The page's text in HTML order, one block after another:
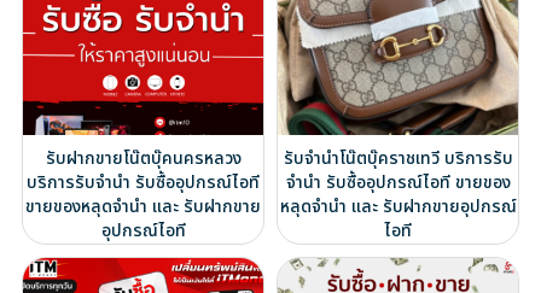
รับฝากขายโน๊ตบุ๊คนครหลวง
บริการรับจำนำ รับซื้ออุปกรณ์ไอที
ขายของหลุดจำนำ และ รับฝากขาย
อุปกรณ์ไอที
รับจำนำโน๊ตบุ๊คราชเทวี บริการรับ
จำนำ รับซื้ออุปกรณ์ไอที ขายของ
หลุดจำนำ และ รับฝากขายอุปกรณ์
ไอที